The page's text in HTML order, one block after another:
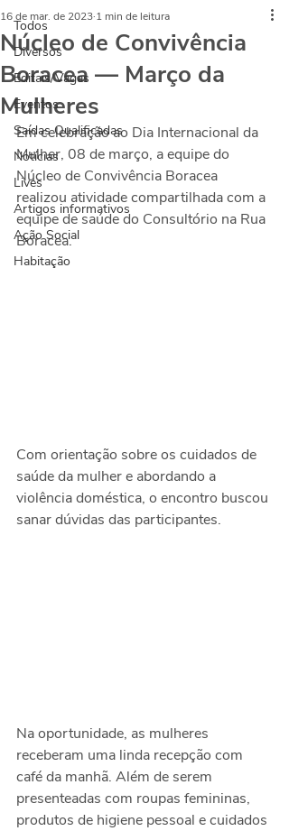
Todos
Diversos
Editais/Vagas
Eventos
Saídas Qualificadas
Notícias
Lives
Artigos informativos
Ação Social
Habitação
Núcleo de Convivência
Boracea — Março da
Mulheres
16 de mar. de 2023 1 min de leitura
Em celebração ao Dia Internacional da
Mulher, 08 de março, a equipe do
Núcleo de Convivência Boracea
realizou atividade compartilhada com a
equipe de saúde do Consultório na Rua
Boracea.
Com orientação sobre os cuidados de
saúde da mulher e abordando a
violência doméstica, o encontro buscou
sanar dúvidas das participantes.
Na oportunidade, as mulheres
receberam uma linda recepção com
café da manhã. Além de serem
presenteadas com roupas femininas,
produtos de higiene pessoal e cuidados